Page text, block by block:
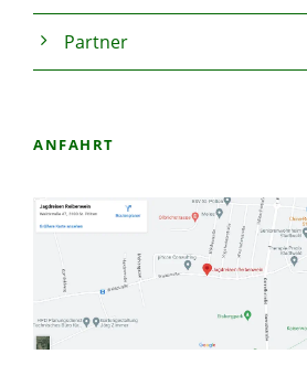
Partner
ANFAHRT